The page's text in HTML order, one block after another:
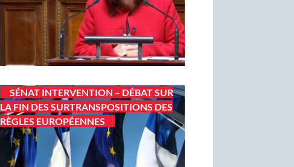
SÉNAT INTERVENTION – DÉBAT SUR
LA FIN DES SURTRANSPOSITIONS DES
RÈGLES EUROPÉENNES